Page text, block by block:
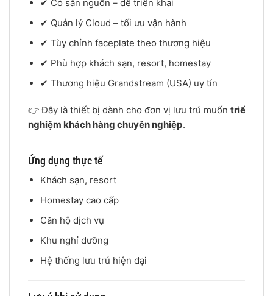
✔ Có sẵn nguồn – dễ triển khai
✔ Quản lý Cloud – tối ưu vận hành
✔ Tùy chỉnh faceplate theo thương hiệu
✔ Phù hợp khách sạn, resort, homestay
✔ Thương hiệu Grandstream (USA) uy tín
👉 Đây là thiết bị dành cho đơn vị lưu trú muốn triển
nghiệm khách hàng chuyên nghiệp.
Ứng dụng thực tế
Khách sạn, resort
Homestay cao cấp
Căn hộ dịch vụ
Khu nghỉ dưỡng
Hệ thống lưu trú hiện đại